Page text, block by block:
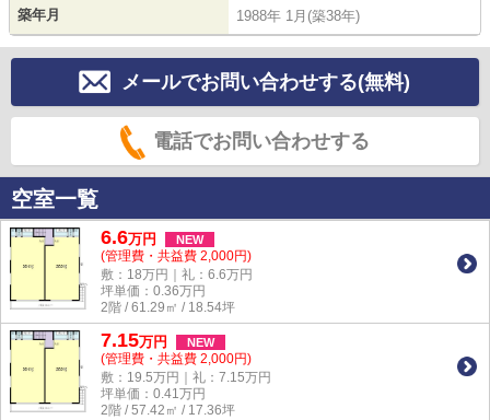
築年月 1988年 1月(築38年)
メールでお問い合わせする(無料)
電話でお問い合わせする
空室一覧
6.6万円 NEW
(管理費・共益費 2,000円)
敷：18万円｜礼：6.6万円
坪単価： 0.36万円
2階 / 61.29㎡ / 18.54坪
7.15万円 NEW
(管理費・共益費 2,000円)
敷：19.5万円｜礼：7.15万円
坪単価： 0.41万円
2階 / 57.42㎡ / 17.36坪